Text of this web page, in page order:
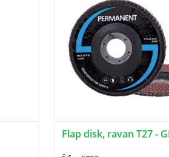
Flap disk, ravan T27 -